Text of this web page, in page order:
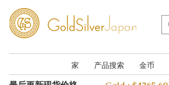
家 产品搜索 金币